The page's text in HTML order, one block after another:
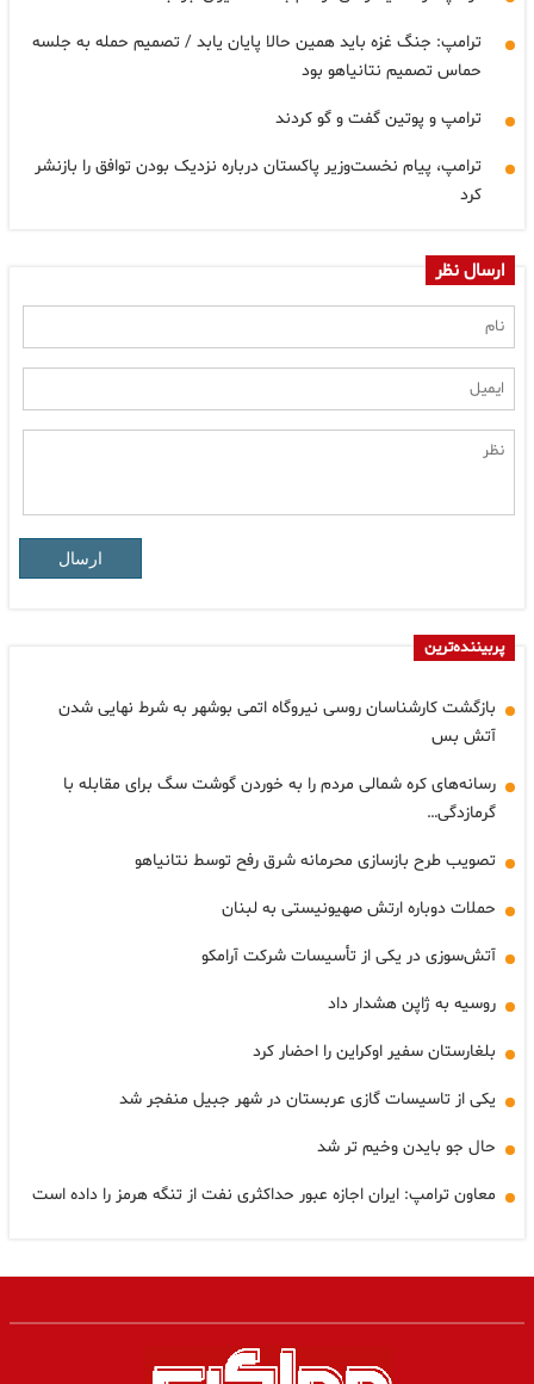
ترامپ: جنگ غزه باید همین حالا پایان یابد / تصمیم حمله به جلسه
حماس تصمیم نتانیاهو بود
ترامپ و پوتین گفت و گو کردند
ترامپ، پیام نخست‌وزیر پاکستان درباره نزدیک بودن توافق را بازنشر
کرد
ارسال نظر
ارسال
پربیننده‌ترین
بازگشت کارشناسان روسی نیروگاه اتمی بوشهر به شرط نهایی شدن
آتش بس
رسانه‌های کره شمالی مردم را به خوردن گوشت سگ برای مقابله با
گرمازدگی…
تصویب طرح بازسازی محرمانه شرق رفح توسط نتانیاهو
حملات دوباره ارتش صهیونیستی به لبنان
آتش‌سوزی در یکی از تأسیسات شرکت آرامکو
روسیه به ژاپن هشدار داد
بلغارستان سفیر اوکراین را احضار کرد
یکی از تاسیسات گازی عربستان در شهر جبیل منفجر شد
حال جو بایدن وخیم تر شد
معاون ترامپ: ایران اجازه عبور حداکثری نفت از تنگه هرمز را داده است